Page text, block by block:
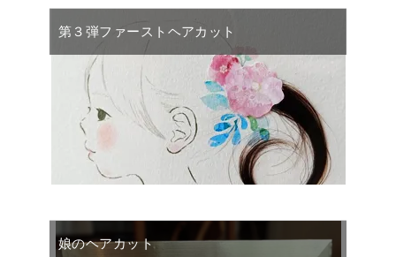
第３弾ファーストヘアカット
娘のヘアカット